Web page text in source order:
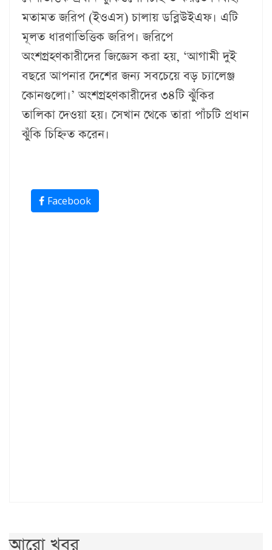
মতামত জরিপ (ইওএস) চালায় ডব্লিউইএফ। এটি
মূলত ধারণাভিত্তিক জরিপ। জরিপে
অংশগ্রহণকারীদের জিজ্ঞেস করা হয়, ‘আগামী দুই
বছরে আপনার দেশের জন্য সবচেয়ে বড় চ্যালেঞ্জ
কোনগুলো।’ অংশগ্রহণকারীদের ৩৪টি ঝুঁকির
তালিকা দেওয়া হয়। সেখান থেকে তারা পাঁচটি প্রধান
ঝুঁকি চিহ্নিত করেন।
Facebook
আরো খবর